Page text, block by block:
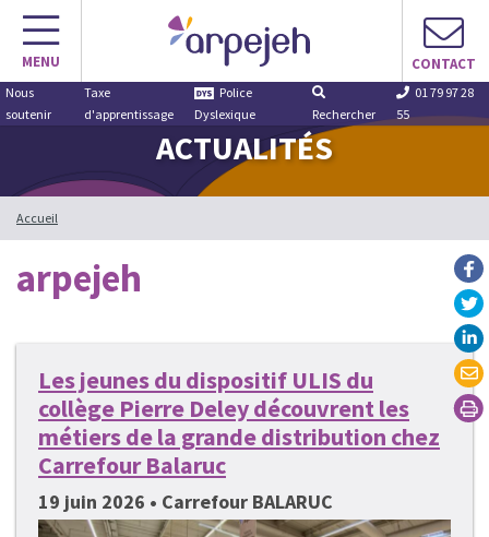
Aller
contenu
MENU CONTACT
Nous
soutenir
Taxe
d'apprentissage
Police
Dyslexique
Rechercher
01 79 97 28
55
ACTUALITÉS
Accueil
arpejeh
Les jeunes du dispositif ULIS du
collège Pierre Deley découvrent les
métiers de la grande distribution chez
Carrefour Balaruc
19 juin 2026 • Carrefour BALARUC